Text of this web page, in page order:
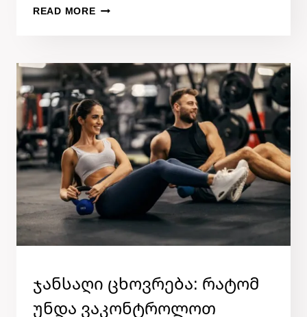
READ MOREᲠᲐ
ᲓᲐ
ᲩᲕᲔᲣᲚᲔᲑᲠᲘᲕ
ᲡᲐᲡᲬᲝᲠᲡ
ᲨᲝᲠᲘᲡ
ᲙᲐᲢᲔᲒᲝᲠᲘᲘᲡ
ᲒᲐᲠᲔᲨᲔ
Ჯანსაღი Ცხოვრება: Რატომ
Უნდა Ვაკონტროლოთ